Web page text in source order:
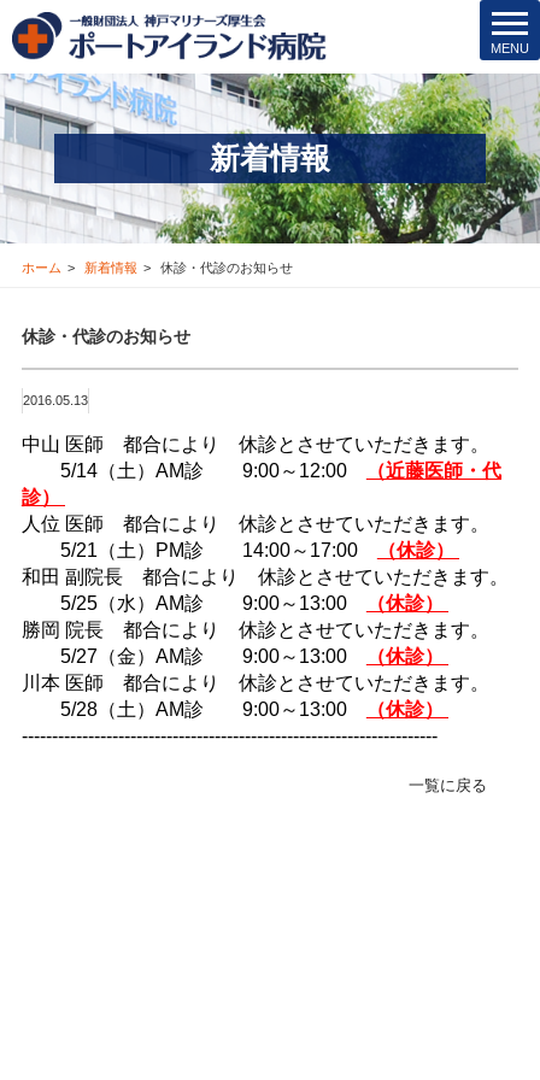
t
o
g
l
e
n
a
v
MENU
院内保育所
医療安全管理･その他
医療機関の方
新着情報
お問合せ
交通アクセス
ブログ
緊急･入院24H受付
078-303-6123
転院･入院相談窓口(地域連携室)
078-381-8271
新着情報
ホーム 新着情報 休診・代診のお知らせ
休診・代診のお知らせ
2016.05.13
中山 医師 都合により 休診とさせていただきます。
5/14（土）AM診 9:00～12:00
（近藤医師・代
診）
人位 医師 都合により 休診とさせていただきます。
5/21（土）PM診 14:00～17:00
（休診）
和田 副院長 都合により 休診とさせていただきます。
5/25（水）AM診 9:00～13:00
（休診）
勝岡 院長 都合により 休診とさせていただきます。
5/27（金）AM診 9:00～13:00
（休診）
川本 医師 都合により 休診とさせていただきます。
5/28（土）AM診 9:00～13:00
（休診）
---------------------------------------------------------------------
一覧に戻る